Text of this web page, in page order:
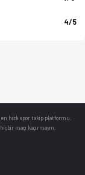
4/5
hızlı spor takip platformu.
maçı kaçırmayın.